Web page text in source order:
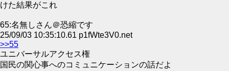
けた結果がこれ
65:名無しさん＠恐縮です
25/09/03 10:35:10.61 p1fWte3V0.net
>>55
ユニバーサルアクセス権
国民の関心事へのコミュニケーションの話だよ